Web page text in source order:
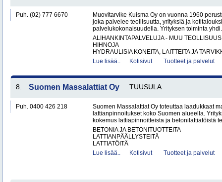
Puh. (02) 777 6670
Muovitarvike Kuisma Oy on vuonna 1960
joka palvelee teollisuutta, yrityksiä ja
palvelukokonaisuudella. Yrityksen toiminta
ALIHANKINTAPALVELUJA - MUU TEOLLISUUS
HIHNOJA
HYDRAULISIA KONEITA, LAITTEITA JA
Lue lisää..
Kotisivut Tuotteet ja palvelut
8. Suomen Massalattiat Oy TUUSULA
Puh. 0400 426 218
Suomen Massalattiat Oy toteuttaa laadukkaat
lattianpinnoitukset koko Suomen alueella.
kokemus lattiapinnoitteista ja betonilattiatöistä
BETONIA JA BETONITUOTTEITA
LATTIANPÄÄLLYSTEITÄ
LATTIATÖITÄ
Lue lisää..
Kotisivut Tuotteet ja palvelut